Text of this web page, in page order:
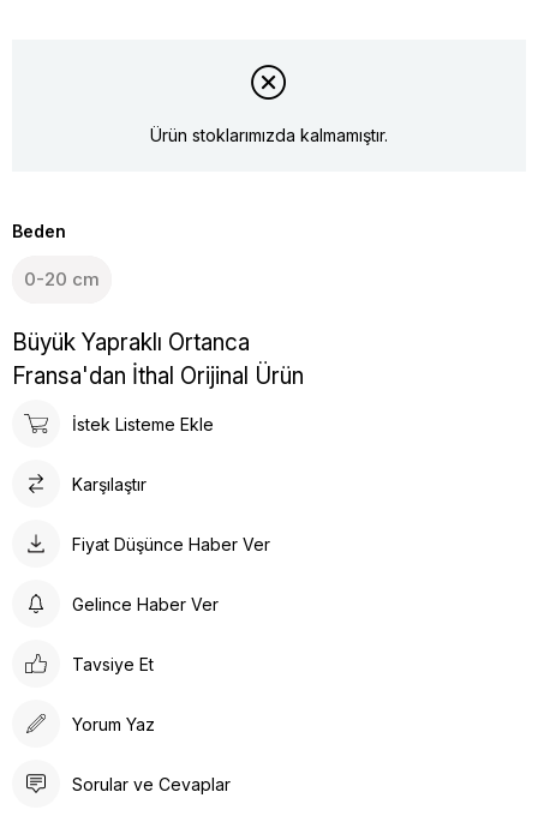
Ürün stoklarımızda kalmamıştır.
Beden
0-20 cm
Büyük Yapraklı Ortanca
Fransa'dan İthal Orijinal Ürün
İstek Listeme Ekle
Karşılaştır
Fiyat Düşünce Haber Ver
Gelince Haber Ver
Tavsiye Et
Yorum Yaz
Sorular ve Cevaplar